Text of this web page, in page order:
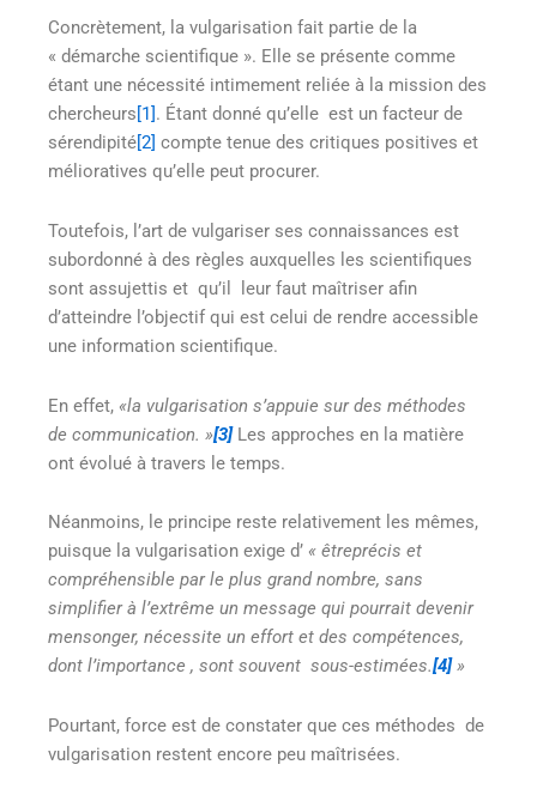
Concrètement, la vulgarisation fait partie de la
« démarche scientifique ». Elle se présente comme
étant une nécessité intimement reliée à la mission des
chercheurs [1] . Étant donné qu’elle est un facteur de
sérendipité [2] compte tenue des critiques positives et
mélioratives qu’elle peut procurer.
Toutefois, l’art de vulgariser ses connaissances est
subordonné à des règles auxquelles les scientifiques
sont assujettis et qu’il leur faut maîtriser afin
d’atteindre l’objectif qui est celui de rendre accessible
une information scientifique.
En effet, «la vulgarisation s’appuie sur des méthodes
de communication. »[3]Les approches en la matière
ont évolué à travers le temps.
Néanmoins, le principe reste relativement les mêmes,
puisque la vulgarisation exige d’ « êtreprécis et
compréhensible par le plus grand nombre, sans
simplifier à l’extrême un message qui pourrait devenir
mensonger, nécessite un effort et des compétences,
dont l’importance , sont souvent sous-estimées.[4]»
Pourtant, force est de constater que ces méthodes de
vulgarisation restent encore peu maîtrisées.